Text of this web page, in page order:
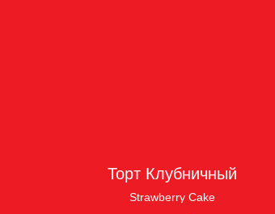
Торт Клубничный
Strawberry Cake